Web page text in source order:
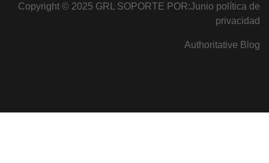
Copyright © 2025 GRL SOPORTE POR:Junio política de
privacidad
Authoritative Blog